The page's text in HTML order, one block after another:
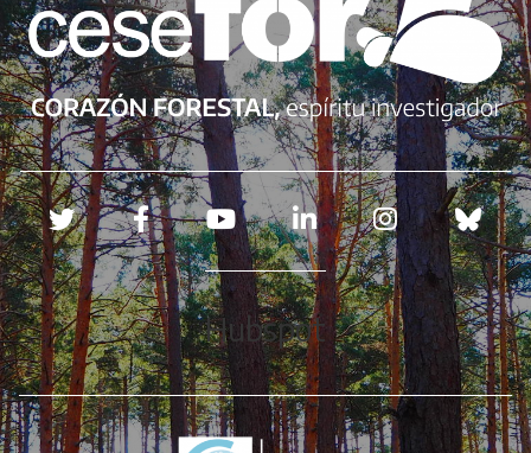
Redes sociales
Hubspot